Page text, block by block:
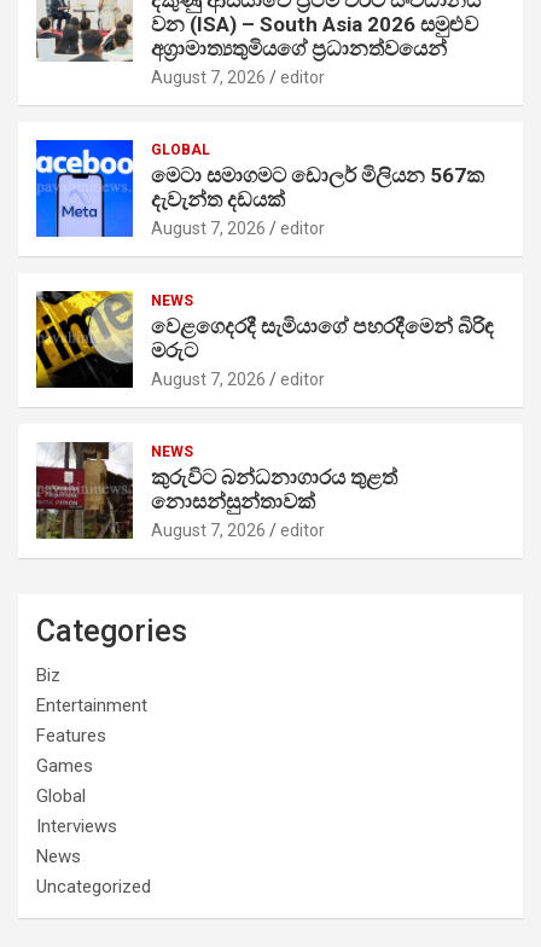
වන (ISA) – South Asia 2026 සමුළුව
අග්‍රාමාත්‍යතුමියගේ ප්‍රධානත්වයෙන්
August 7, 2026 editor
GLOBAL
මෙටා සමාගමට ඩොලර් මිලියන 567ක
දැවැන්ත දඩයක්
August 7, 2026 editor
NEWS
වෙළගෙදරදී සැමියාගේ පහරදීමෙන් බිරිඳ
මරුට
August 7, 2026 editor
NEWS
කුරුවිට බන්ධනාගාරය තුළත්
නොසන්සුන්තාවක්
August 7, 2026 editor
Categories
Biz
Entertainment
Features
Games
Global
Interviews
News
Uncategorized